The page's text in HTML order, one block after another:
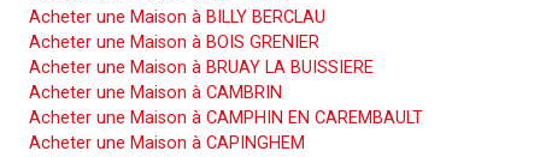
Acheter une Maison à BILLY BERCLAU
Acheter une Maison à BOIS GRENIER
Acheter une Maison à BRUAY LA BUISSIERE
Acheter une Maison à CAMBRIN
Acheter une Maison à CAMPHIN EN CAREMBAULT
Acheter une Maison à CAPINGHEM